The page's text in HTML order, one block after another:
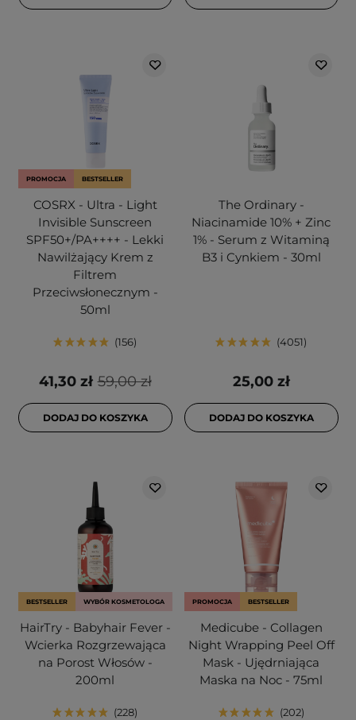
PROMOCJA BESTSELLER
COSRX - Ultra - Light
Invisible Sunscreen
SPF50+/PA++++ - Lekki
Nawilżający Krem z
Filtrem
Przeciwsłonecznym -
50ml
156
59,00 zł
41,30 zł
DODAJ DO KOSZYKA
The Ordinary -
Niacinamide 10% + Zinc
1% - Serum z Witaminą
B3 i Cynkiem - 30ml
4051
25,00 zł
DODAJ DO KOSZYKA
BESTSELLER WYBÓR KOSMETOLOGA
HairTry - Babyhair Fever -
Wcierka Rozgrzewająca
na Porost Włosów -
200ml
228
PROMOCJA BESTSELLER
Medicube - Collagen
Night Wrapping Peel Off
Mask - Ujędrniająca
Maska na Noc - 75ml
202